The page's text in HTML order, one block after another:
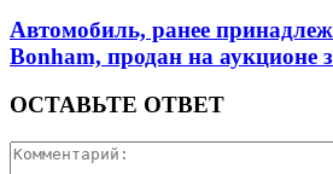
Автомобиль, ранее
Bonham, продан на аукционе
ОСТАВЬТЕ ОТВЕТ